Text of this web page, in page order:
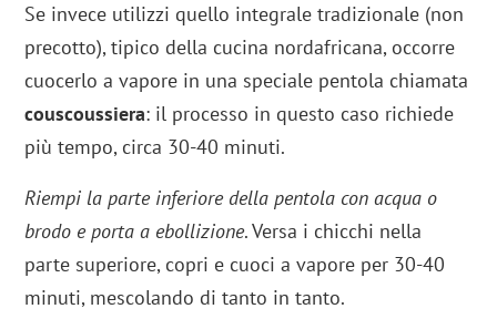
Se invece utilizzi quello integrale tradizionale (non
precotto), tipico della cucina nordafricana, occorre
cuocerlo a vapore in una speciale pentola chiamata
couscoussiera: il processo in questo caso richiede
più tempo, circa 30-40 minuti.
Riempi la parte inferiore della pentola con acqua o
brodo e porta a ebollizione. Versa i chicchi nella
parte superiore, copri e cuoci a vapore per 30-40
minuti, mescolando di tanto in tanto.